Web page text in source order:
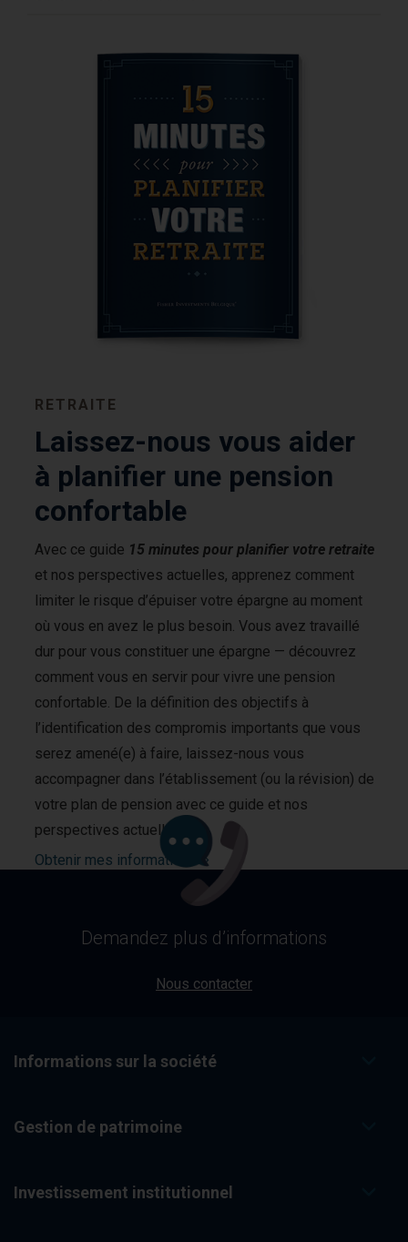
RETRAITE
Laissez-nous vous aider
à planifier une pension
confortable
Avec ce guide 15 minutes pour planifier votre retraite
et nos perspectives actuelles, apprenez comment
limiter le risque d’épuiser votre épargne au moment
où vous en avez le plus besoin. Vous avez travaillé
dur pour vous constituer une épargne — découvrez
comment vous en servir pour vivre une pension
confortable. De la définition des objectifs à
l’identification des compromis importants que vous
serez amené(e) à faire, laissez-nous vous
accompagner dans l’établissement (ou la révision) de
votre plan de pension avec ce guide et nos
perspectives actuelles !
Obtenir mes informations
Demandez plus d’informations
Nous contacter
Informations sur la société
Gestion de patrimoine
Investissement institutionnel